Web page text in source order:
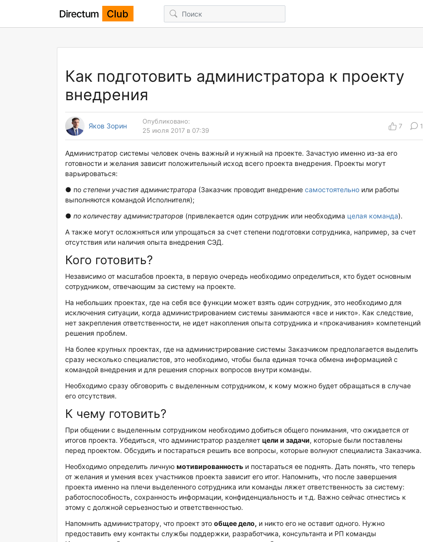
Как подготовить администратора к проекту
внедрения
Яков Зорин
Опубликовано:
25 июля 2017 в 07:39
7 1
Администратор системы человек очень важный и нужный на проекте. Зачастую именно из-за его
готовности и желания зависит положительный исход всего проекта внедрения. Проекты могут
варьироваться:
● по степени участия администратора (Заказчик проводит внедрение самостоятельно или работы
выполняются командой Исполнителя);
● по количеству администраторов (привлекается один сотрудник или необходима целая команда).
А также могут осложняться или упрощаться за счет степени подготовки сотрудника, например, за счет
отсутствия или наличия опыта внедрения СЭД.
Кого готовить?
Независимо от масштабов проекта, в первую очередь необходимо определиться, кто будет основным
сотрудником, отвечающим за систему на проекте.
На небольших проектах, где на себя все функции может взять один сотрудник, это необходимо для
исключения ситуации, когда администрированием системы занимаются «все и никто». Как следствие,
нет закрепления ответственности, не идет накопления опыта сотрудника и «прокачивания» компетенций
решения проблем.
На более крупных проектах, где на администрирование системы Заказчиком предполагается выделить
сразу несколько специалистов, это необходимо, чтобы была единая точка обмена информацией с
командой внедрения и для решения спорных вопросов внутри команды.
Необходимо сразу обговорить с выделенным сотрудником, к кому можно будет обращаться в случае
его отсутствия.
К чему готовить?
При общении с выделенным сотрудником необходимо добиться общего понимания, что ожидается от
итогов проекта. Убедиться, что администратор разделяет цели и задачи, которые были поставлены
перед проектом. Обсудить и постараться решить все вопросы, которые волнуют специалиста Заказчика.
Необходимо определить личную мотивированность и постараться ее поднять. Дать понять, что теперь
от желания и умения всех участников проекта зависит его итог. Напомнить, что после завершения
проекта именно на плечи выделенного сотрудника или команды ляжет ответственность за систему:
работоспособность, сохранность информации, конфиденциальность и т.д. Важно сейчас отнестись к
этому с должной серьезностью и ответственностью.
Напомнить администратору, что проект это общее дело, и никто его не оставит одного. Нужно
предоставить ему контакты службы поддержки, разработчика, консультанта и РП команды